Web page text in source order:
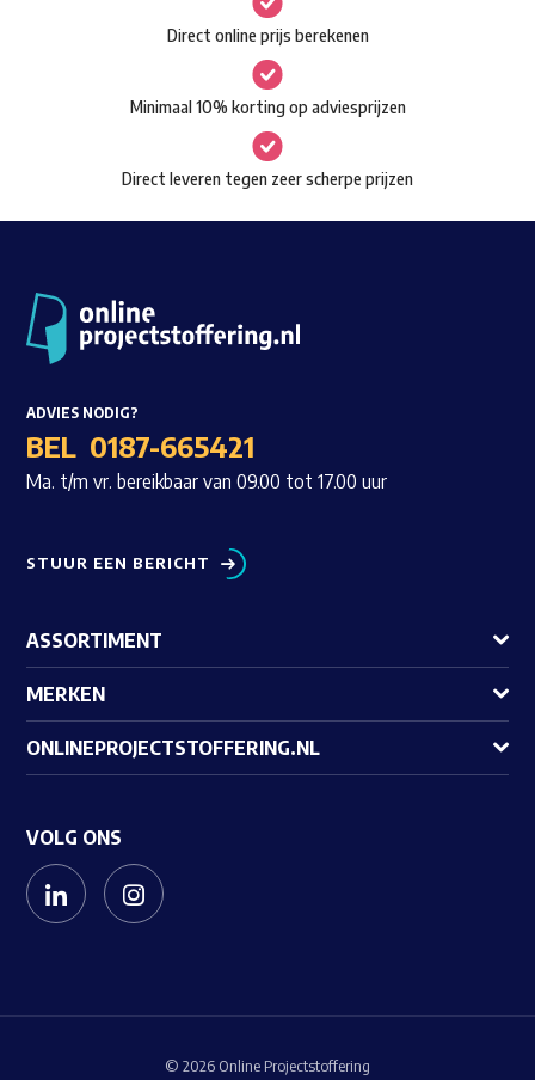
Waar ben je naar op zoek?
gekozen
worden
op
de
productpagina
Direct online prijs berekenen
Minimaal 10% korting op adviesprijzen
Direct leveren tegen zeer scherpe prijzen
ADVIES NODIG?
BEL 0187-665421
Ma. t/m vr. bereikbaar van 09.00 tot 17.00 uur
STUUR EEN BERICHT
ASSORTIMENT
MERKEN
ONLINEPROJECTSTOFFERING.NL
VOLG ONS
© 2026 Online Projectstoffering